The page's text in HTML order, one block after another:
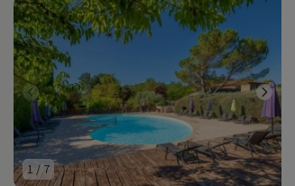
1 /7